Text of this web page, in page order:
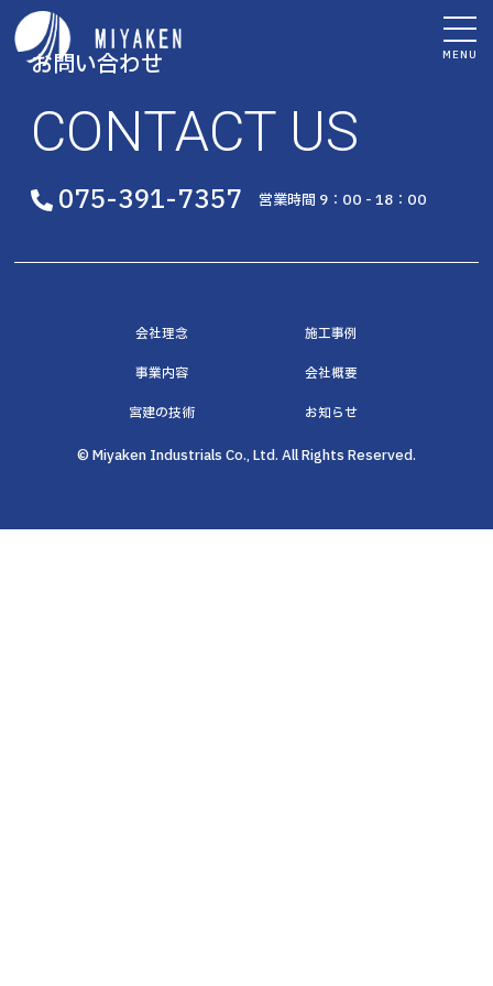
MENU
お問い合わせ
CONTACT US
075-391-7357 営業時間 9：00 - 18：00
会社理念 施工事例
事業内容 会社概要
宮建の技術 お知らせ
© Miyaken Industrials Co., Ltd. All Rights Reserved.